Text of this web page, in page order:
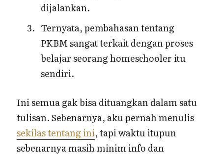
dijalankan.
Ternyata, pembahasan tentang
PKBM sangat terkait dengan proses
belajar seorang homeschooler itu
sendiri.
Ini semua gak bisa dituangkan dalam satu
tulisan. Sebenarnya, aku pernah menulis
sekilas tentang ini, tapi waktu itupun
sebenarnya masih minim info dan